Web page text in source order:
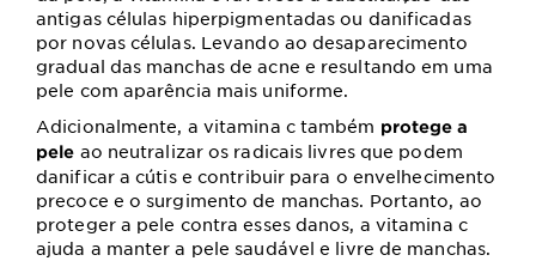
antigas células hiperpigmentadas ou danificadas
por novas células. Levando ao desaparecimento
gradual das manchas de acne e resultando em uma
pele com aparência mais uniforme.
Adicionalmente, a vitamina c também protege a
pele ao neutralizar os radicais livres que podem
danificar a cútis e contribuir para o envelhecimento
precoce e o surgimento de manchas. Portanto, ao
proteger a pele contra esses danos, a vitamina c
ajuda a manter a pele saudável e livre de manchas.